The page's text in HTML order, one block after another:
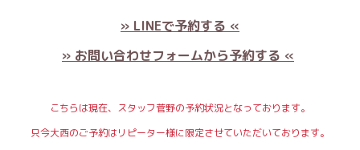
» LINEで予約する «
» お問い合わせフォームから予約する «
こちらは現在、スタッフ菅野の予約状況となっております。
只今大西のご予約はリピーター様に限定させていただいております。